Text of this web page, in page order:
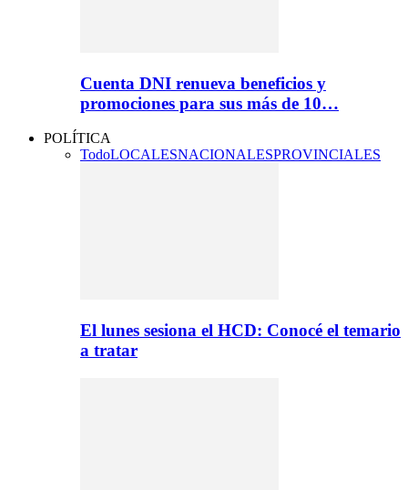
Cuenta DNI renueva beneficios y
promociones para sus más de 10…
POLÍTICA
TodoLOCALESNACIONALESPROVINCIALES
El lunes sesiona el HCD: Conocé el temario
a tratar